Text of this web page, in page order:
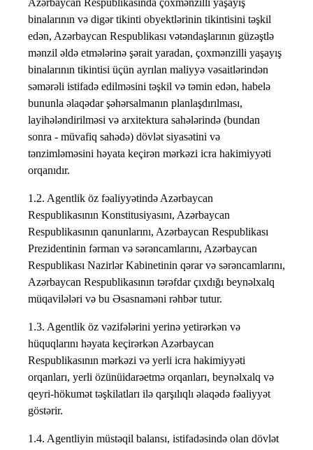
Azərbaycan Respublikasında çoxmənzilli yaşayış
binalarının və digər tikinti obyektlərinin tikintisini təşkil
edən, Azərbaycan Respublikası vətəndaşlarının güzəştlə
mənzil əldə etmələrinə şərait yaradan, çoxmənzilli yaşayış
binalarının tikintisi üçün ayrılan maliyyə vəsaitlərindən
səmərəli istifadə edilməsini təşkil və təmin edən, habelə
bununla əlaqədar şəhərsalmanın planlaşdırılması,
layihələndirilməsi və arxitektura sahələrində (bundan
sonra - müvafiq sahədə) dövlət siyasətini və
tənzimləməsini həyata keçirən mərkəzi icra hakimiyyəti
orqanıdır.
1.2. Agentlik öz fəaliyyətində Azərbaycan
Respublikasının Konstitusiyasını, Azərbaycan
Respublikasının qanunlarını, Azərbaycan Respublikası
Prezidentinin fərman və sərəncamlarını, Azərbaycan
Respublikası Nazirlər Kabinetinin qərar və sərəncamlarını,
Azərbaycan Respublikasının tərəfdar çıxdığı beynəlxalq
müqavilələri və bu Əsasnaməni rəhbər tutur.
1.3. Agentlik öz vəzifələrini yerinə yetirərkən və
hüquqlarını həyata keçirərkən Azərbaycan
Respublikasının mərkəzi və yerli icra hakimiyyəti
orqanları, yerli özünüidarəetmə orqanları, beynəlxalq və
qeyri-hökumət təşkilatları ilə qarşılıqlı əlaqədə fəaliyyət
göstərir.
1.4. Agentliyin müstəqil balansı, istifadəsində olan dövlət